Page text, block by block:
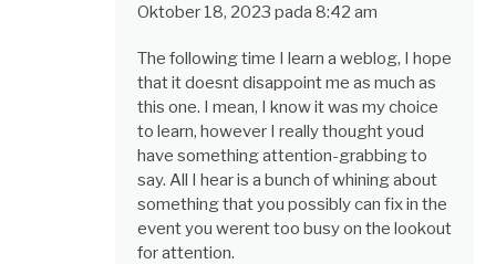
Oktober 18, 2023 pada 8:42 am
The following time I learn a weblog, I hope
that it doesnt disappoint me as much as
this one. I mean, I know it was my choice
to learn, however I really thought youd
have something attention-grabbing to
say. All I hear is a bunch of whining about
something that you possibly can fix in the
event you werent too busy on the lookout
for attention.